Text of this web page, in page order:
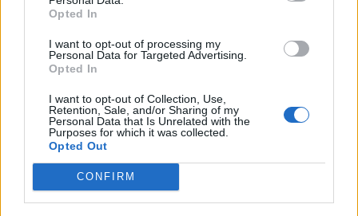
Opted In
I want to opt-out of processing my
Personal Data for Targeted Advertising.
Opted In
I want to opt-out of Collection, Use,
Retention, Sale, and/or Sharing of my
Personal Data that Is Unrelated with the
Purposes for which it was collected.
Opted Out
CONFIRM
kaime investuojantis
verslininkas: tai yra ateitis
Primena, ką būtina žinoti
Kinijos gamintojai veržiasi